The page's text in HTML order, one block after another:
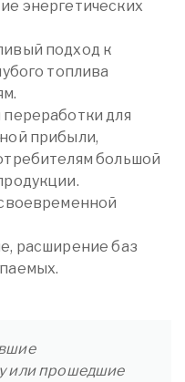
энергетических
подход к
топлива
для
прибыли,
большой
расширение баз
или прошедшие